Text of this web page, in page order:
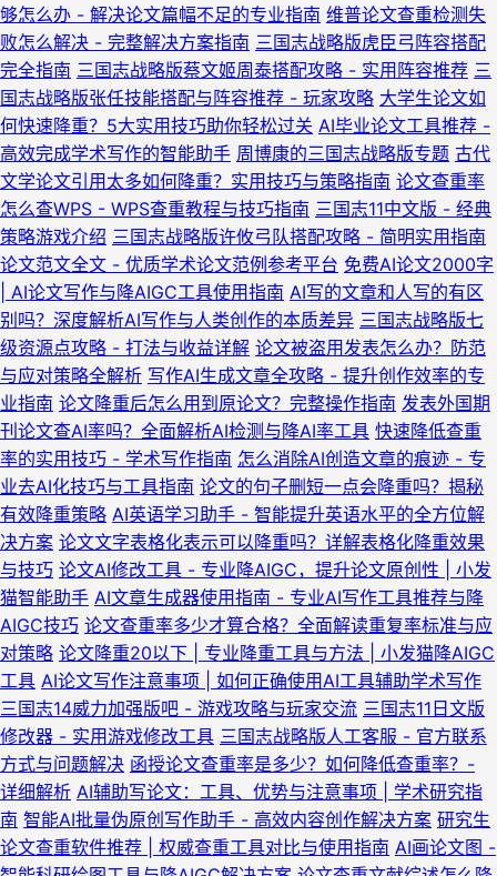
够怎么办 - 解决论文篇幅不足的专业指南 维普论文查重检测失
败怎么解决 - 完整解决方案指南 三国志战略版虎臣弓阵容搭配
完全指南 三国志战略版蔡文姬周泰搭配攻略 - 实用阵容推荐 三
国志战略版张任技能搭配与阵容推荐 - 玩家攻略 大学生论文如
何快速降重？5大实用技巧助你轻松过关 AI毕业论文工具推荐 -
高效完成学术写作的智能助手 周博康的三国志战略版专题 古代
文学论文引用太多如何降重？实用技巧与策略指南 论文查重率
怎么查WPS - WPS查重教程与技巧指南 三国志11中文版 - 经典
策略游戏介绍 三国志战略版许攸弓队搭配攻略 - 简明实用指南
论文范文全文 - 优质学术论文范例参考平台 免费AI论文2000字
| AI论文写作与降AIGC工具使用指南 AI写的文章和人写的有区
别吗？深度解析AI写作与人类创作的本质差异 三国志战略版七
级资源点攻略 - 打法与收益详解 论文被盗用发表怎么办？防范
与应对策略全解析 写作AI生成文章全攻略 - 提升创作效率的专
业指南 论文降重后怎么用到原论文？完整操作指南 发表外国期
刊论文查AI率吗？全面解析AI检测与降AI率工具 快速降低查重
率的实用技巧 - 学术写作指南 怎么消除AI创造文章的痕迹 - 专
业去AI化技巧与工具指南 论文的句子删短一点会降重吗？揭秘
有效降重策略 AI英语学习助手 - 智能提升英语水平的全方位解
决方案 论文文字表格化表示可以降重吗？详解表格化降重效果
与技巧 论文AI修改工具 - 专业降AIGC，提升论文原创性 | 小发
猫智能助手 AI文章生成器使用指南 - 专业AI写作工具推荐与降
AIGC技巧 论文查重率多少才算合格？全面解读重复率标准与应
对策略 论文降重20以下 | 专业降重工具与方法 | 小发猫降AIGC
工具 AI论文写作注意事项 | 如何正确使用AI工具辅助学术写作
三国志14威力加强版吧 - 游戏攻略与玩家交流 三国志11日文版
修改器 - 实用游戏修改工具 三国志战略版人工客服 - 官方联系
方式与问题解决 函授论文查重率是多少？如何降低查重率？-
详细解析 AI辅助写论文：工具、优势与注意事项 | 学术研究指
南 智能AI批量伪原创写作助手 - 高效内容创作解决方案 研究生
论文查重软件推荐 | 权威查重工具对比与使用指南 AI画论文图 -